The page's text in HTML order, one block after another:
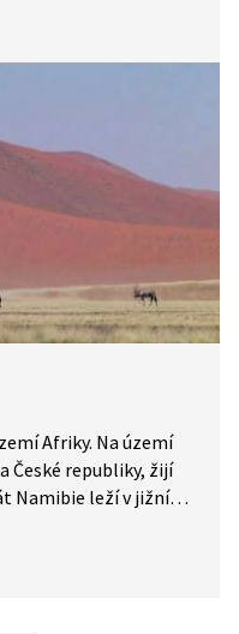
řadu
na její virtuální
Afriky. Na území
České republiky, žijí
Namibie leží v jižní
poušť nabízí